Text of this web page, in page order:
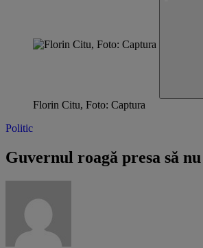
Florin Citu, Foto: Captura
Politic
Guvernul roagă presa să